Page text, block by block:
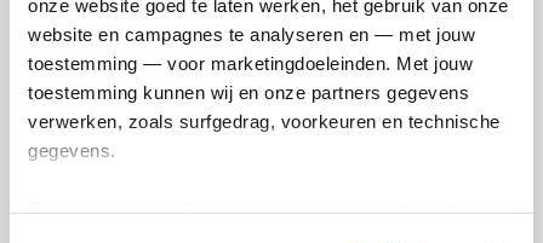
onze website goed te laten werken, het gebruik van onze
website en campagnes te analyseren en — met jouw
toestemming — voor marketingdoeleinden. Met jouw
toestemming kunnen wij en onze partners gegevens
verwerken, zoals surfgedrag, voorkeuren en technische
gegevens.